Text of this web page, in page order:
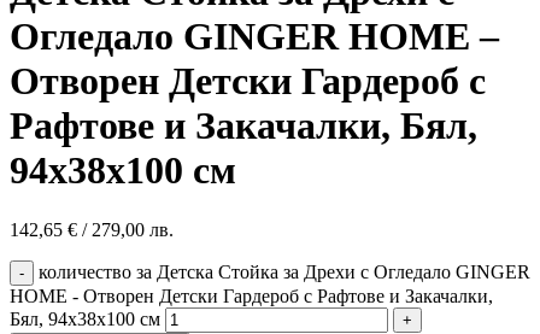
Огледало GINGER HOME –
Отворен Детски Гардероб с
Рафтове и Закачалки, Бял,
94x38x100 см
142,65 € / 279,00 лв.
количество за Детска Стойка за Дрехи с Огледало GINGER
HOME - Отворен Детски Гардероб с Рафтове и Закачалки,
Бял, 94x38x100 см